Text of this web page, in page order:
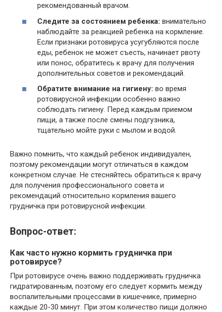
рекомендованный врачом.
Следите за состоянием ребенка: внимательно
наблюдайте за реакцией ребенка на кормление.
Если признаки ротовируса усугубляются после
еды, ребенок не может съесть, начинает рвоту
или понос, обратитесь к врачу для получения
дополнительных советов и рекомендаций.
Обратите внимание на гигиену: во время
ротовирусной инфекции особенно важно
соблюдать гигиену. Перед каждым приемом
пищи, а также после смены подгузника,
тщательно мойте руки с мылом и водой.
Важно помнить, что каждый ребенок индивидуален,
поэтому рекомендации могут отличаться в каждом
конкретном случае. Не стесняйтесь обратиться к врачу
для получения профессионального совета и
рекомендаций относительно кормления вашего
грудничка при ротовирусной инфекции.
Вопрос-ответ:
Как часто нужно кормить грудничка при
ротовирусе?
При ротовирусе очень важно поддерживать грудничка
гидратированным, поэтому его следует кормить между
воспалительными процессами в кишечнике, примерно
каждые 20-30 минут. При этом количество пищи должно